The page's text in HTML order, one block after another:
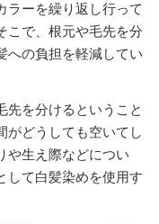
ラーを繰り返し行って
こで、根元や毛先を分
への負担を軽減してい
先を分けるということ
がどうしても空いてし
や生え際などについ
して白髪染めを使用す